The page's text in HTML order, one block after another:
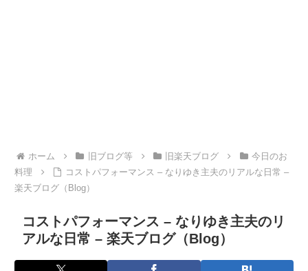
ホーム 旧ブログ等 旧楽天ブログ
今日のお
料理
コストパフォーマンス – なりゆき主夫のリアルな日常 –
楽天ブログ（Blog）
コストパフォーマンス – なりゆき主夫のリ
アルな日常 – 楽天ブログ（Blog）